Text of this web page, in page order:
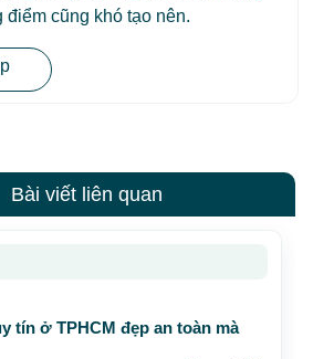
điểm cũng khó tạo nên.
Bài viết liên quan
tín ở TPHCM đẹp an toàn mà